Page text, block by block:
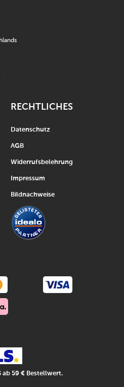
RECHTLICHES
Datenschutz
AGB
Widerrufsbelehrung
Impressum
Bildnachweise
ab 59 € Bestellwert.